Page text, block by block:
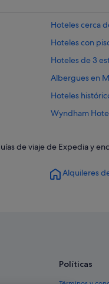
Hoteles cerca
Hoteles con
Hoteles de 3
Albergues en
Hoteles
Wyndham
Best Western
Oakwood
de viaje de Expedia y
Alquileres
Políticas